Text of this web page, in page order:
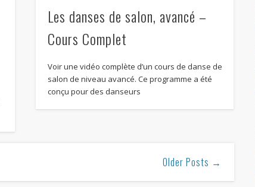
Les danses de salon, avancé –
Cours Complet
Voir une vidéo complète d’un cours de danse de
salon de niveau avancé. Ce programme a été
conçu pour des danseurs
Older Posts →